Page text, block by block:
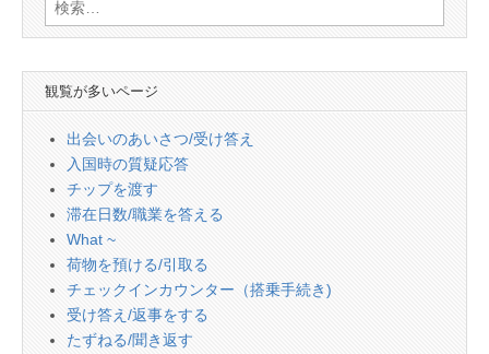
索:
観覧が多いページ
出会いのあいさつ/受け答え
入国時の質疑応答
チップを渡す
滞在日数/職業を答える
What ~
荷物を預ける/引取る
チェックインカウンター（搭乗手続き)
受け答え/返事をする
たずねる/聞き返す